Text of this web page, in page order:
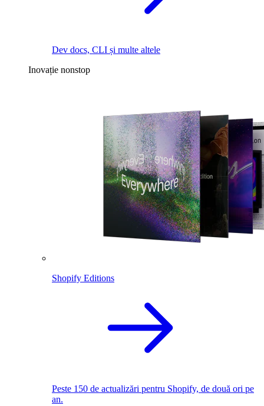
Dev docs, CLI și multe altele
Inovație nonstop
Shopify Editions
Peste 150 de actualizări pentru Shopify, de două ori pe
an.